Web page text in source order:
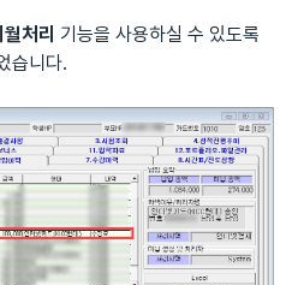
월처리 기능을 사용하실 수 있도록
습니다.